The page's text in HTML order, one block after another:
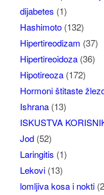
dijabetes (1)
Hashimoto(132)
Hipertireodizam (37)
Hipertireoidoza(36)
Hipotireoza(172)
Hormoni štitaste
Ishrana(13)
ISKUSTVA
Jod(52)
Laringitis (1)
Lekovi(13)
lomljiva kosa i nokti